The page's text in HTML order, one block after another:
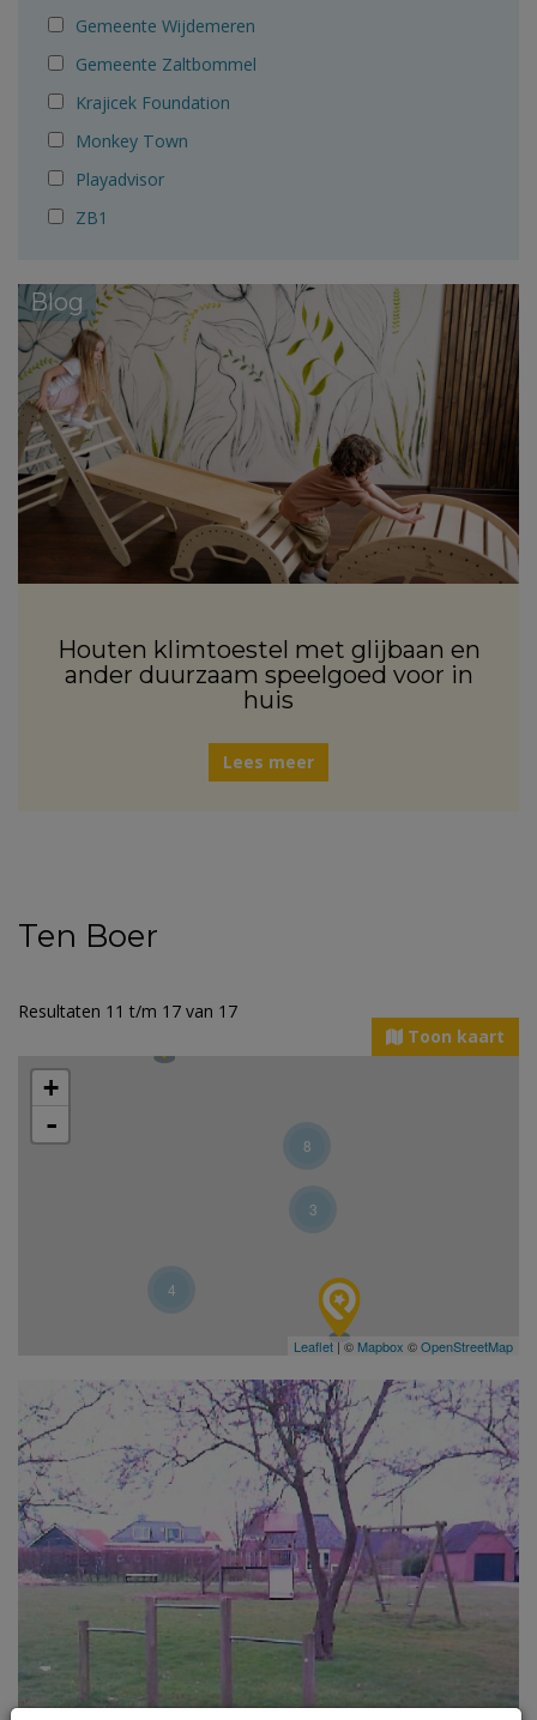
Gemeente Wijdemeren
Gemeente Zaltbommel
Krajicek Foundation
Monkey Town
Playadvisor
ZB1
Blog
Houten klimtoestel met glijbaan en
ander duurzaam speelgoed voor in
huis
Lees meer
Ten Boer
Resultaten 11 t/m 17 van 17
Toon kaart
3
4
8
+
-
Leaflet | © Mapbox ©OpenStreetMap